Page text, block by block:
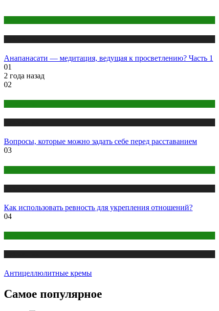
Анапанасати — медитация, ведущая к просветлению? Часть 1
01
2 года назад
02
Вопросы, которые можно задать себе перед расставанием
03
Как использовать ревность для укрепления отношений?
04
Антицеллюлитные кремы
Самое популярное